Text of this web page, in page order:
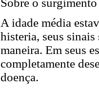
A idade média
histeria, seus
maneira. Em seus
completamente
doença.